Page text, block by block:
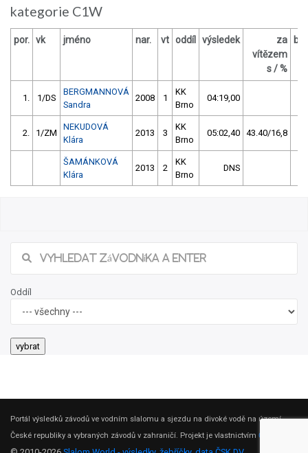
kategorie C1W
por. vk jméno nar. vt oddíl výsledek
za
vítězem
s / %
1. 1/DS
BERGMANNOVÁ
Sandra
2008 1
KK
Brno
04:19,00
2. 1/ZM
NEKUDOVÁ
Klára
2013 3
KK
Brno
05:02,40 43.40/16,8
ŠAMÁNKOVÁ
Klára
2013 2
KK
Brno
DNS
Oddíl
Portál výsledků závodů ve vodním slalomu a sjezdu na divoké vodě na území
České republiky a vybraných závodů v zahraničí. Projekt je vlastnictvím ČSK DV